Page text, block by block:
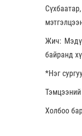
Жич:
байранд
*Нэг
Холбоо